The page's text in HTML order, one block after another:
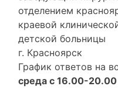
отделением
краевой
детской больницы
г. Красноярск
График ответов на
среда с 16.00-20.00